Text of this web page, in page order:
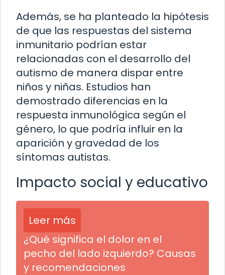
Además, se ha planteado la hipótesis
de que las respuestas del sistema
inmunitario podrían estar
relacionadas con el desarrollo del
autismo de manera dispar entre
niños y niñas. Estudios han
demostrado diferencias en la
respuesta inmunológica según el
género, lo que podría influir en la
aparición y gravedad de los
síntomas autistas.
Impacto social y educativo
Leer más
¿Qué significa el dolor en el
pecho del lado izquierdo? Causas
y recomendaciones